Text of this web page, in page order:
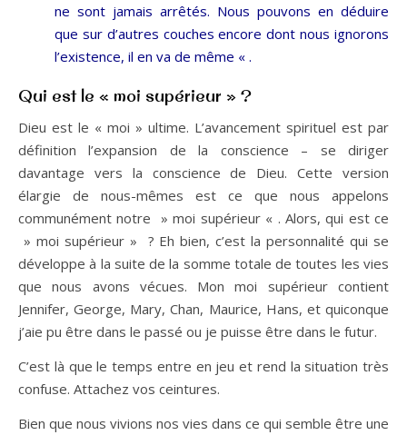
ne sont jamais arrêtés. Nous pouvons en déduire
que sur d’autres couches encore dont nous ignorons
l’existence, il en va de même « .
Qui est le « moi supérieur » ?
Dieu est le « moi » ultime. L’avancement spirituel est par
définition l’expansion de la conscience – se diriger
davantage vers la conscience de Dieu. Cette version
élargie de nous-mêmes est ce que nous appelons
communément notre » moi supérieur « . Alors, qui est ce
» moi supérieur » ? Eh bien, c’est la personnalité qui se
développe à la suite de la somme totale de toutes les vies
que nous avons vécues. Mon moi supérieur contient
Jennifer, George, Mary, Chan, Maurice, Hans, et quiconque
j’aie pu être dans le passé ou je puisse être dans le futur.
C’est là que le temps entre en jeu et rend la situation très
confuse. Attachez vos ceintures.
Bien que nous vivions nos vies dans ce qui semble être une